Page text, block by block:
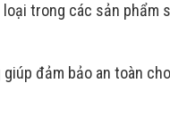
trong các sản phẩm
giúp đảm bảo an toàn